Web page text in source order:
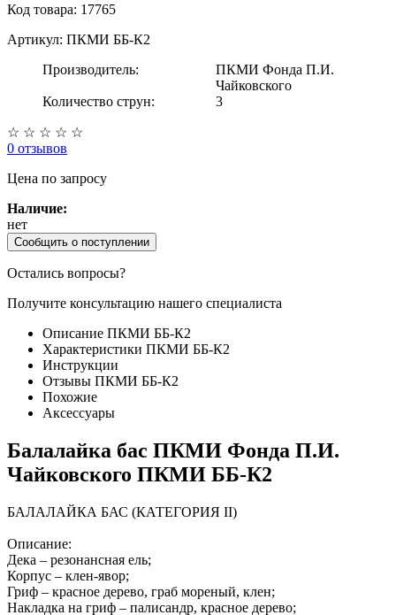
Код товара: 17765
Артикул: ПКМИ ББ-К2
Производитель:
ПКМИ Фонда П.И.
Чайковского
Количество струн:
3
☆ ☆ ☆ ☆ ☆
0 отзывов
Цена по запросу
Наличие:
нет
Сообщить о поступлении
Остались вопросы?
Получите консультацию нашего специалиста
Описание ПКМИ ББ-К2
Характеристики ПКМИ ББ-К2
Инструкции
Отзывы ПКМИ ББ-К2
Похожие
Аксессуары
Балалайка бас ПКМИ Фонда П.И.
Чайковского ПКМИ ББ-К2
БАЛАЛАЙКА БАС (КАТЕГОРИЯ II)
Описание:
Дека – резонансная ель;
Корпус – клен-явор;
Гриф – красное дерево, граб мореный, клен;
Накладка на гриф – палисандр, красное дерево;